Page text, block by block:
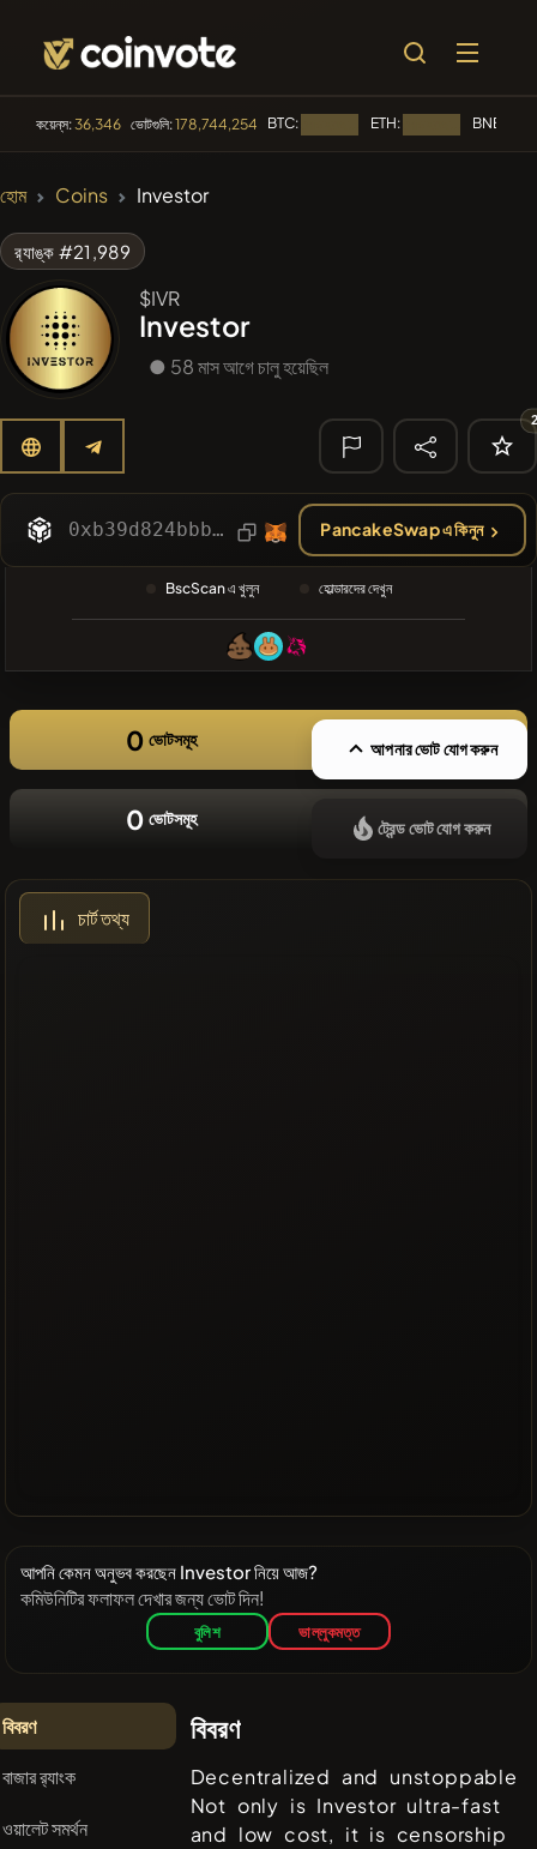
কয়েন্‌স:36,346 ভোটগুলি:178,744,254 BTC: ETH: BNB:
Sirtoken SIR
#2058
🔎 সাম্প্রতিক
অনুসন্ধান
❌সাম্প্রতিক
কোনো কয়েন নেই
হোম Coins Investor
র‌্যাঙ্ক #21,989
$IVR
Investor
● 58 মাস আগে চালু হয়েছিল
0xb39d824bbbed9b17abc845182e04c766da487ec9 PancakeSwap এ কিনুন
BscScan এ খুলুন হোল্ডারদের দেখুন
0 ভোটসমূহ আপনার ভোট যোগ করুন
0 ভোটসমূহ ট্রেন্ড ভোট যোগ করুন
চার্ট তথ্য
আপনি কেমন অনুভব করছেন Investor নিয়ে আজ?
কমিউনিটির ফলাফল দেখার জন্য ভোট দিন!
বুলিশ ভাল্লুকমত্ত
বিবরণ
বাজার র‌্যাংক
ওয়ালেট সমর্থন
বিবরণ
Decentralized and unstoppable
Not only is Investor ultra-fast
and low cost, it is censorship